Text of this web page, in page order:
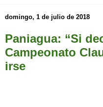
domingo, 1 de julio de 2018
Paniagua: “Si
Campeonato
irse